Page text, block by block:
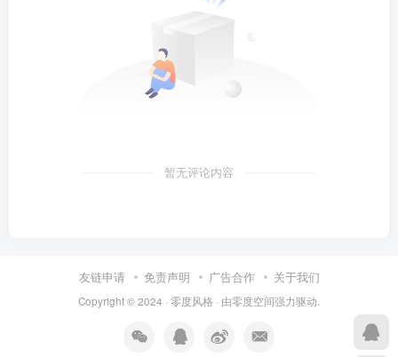
暂无评论内容
友链申请 免责声明 广告合作 关于我们
Copyright © 2024 · 零度风格 · 由零度空间强力驱动.